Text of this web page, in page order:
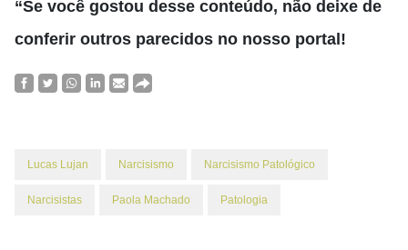
“Se você gostou desse conteúdo, não deixe de
conferir outros parecidos no nosso portal!
Lucas Lujan Narcisismo Narcisismo Patológico
Narcisistas Paola Machado Patologia